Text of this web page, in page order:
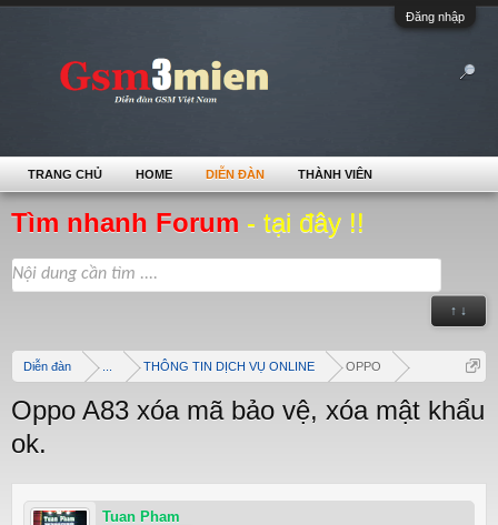
Đăng nhập
Tìm nhanh Forum - tại đây !!
↑ ↓
Diễn đàn THÔNG TIN DỊCH VỤ ONLINE OPPO
Oppo A83 xóa mã bảo vệ, xóa mật khẩu
ok.
Tuan Pham
TRANG CHỦ HOME DIỄN ĐÀN THÀNH VIÊN